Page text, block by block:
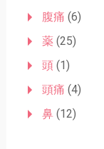
腹痛 (6)
薬(25)
頭(1)
頭痛 (4)
鼻(12)